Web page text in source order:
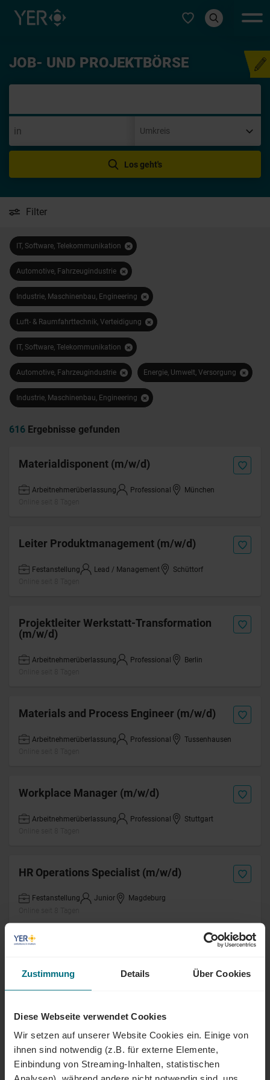
Zustimmung Details Über Cookies
Diese Webseite verwendet Cookies
Wir setzen auf unserer Website Cookies ein. Einige von
ihnen sind notwendig (z.B. für externe Elemente,
Einbindung von Streaming-Inhalten, statistischen
Typ auswählen
JOB- UND PROJEKTBÖRSE
Los geht's
Filter
IT, Software, Telekommunikation
Automotive, Fahrzeugindustrie
Industrie, Maschinenbau, Engineering
Luft- & Raumfahrttechnik, Verteidigung
IT, Software, Telekommunikation
Automotive, Fahrzeugindustrie Energie, Umwelt, Versorgung
Industrie, Maschinenbau, Engineering
616 Ergebnisse gefunden
Materialdisponent (m/w/d)
Arbeitnehmerüberlassung Professional
München
Leiter Produktmanagement (m/w/d)
Festanstellung Lead / Management
Schüttorf
Projektleiter Werkstatt-Transformation
(m/w/d)
Arbeitnehmerüberlassung Professional
Berlin
Materials and Process Engineer (m/w/d)
Arbeitnehmerüberlassung Professional
Tussenhausen
Workplace Manager (m/w/d)
Arbeitnehmerüberlassung Professional
Stuttgart
HR Operations Specialist (m/w/d)
Festanstellung Junior
Magdeburg
Arbeitnehmerüberlassung
Materialkoordinator (m/w/d)
Arbeitnehmerüberlassung Professional
München